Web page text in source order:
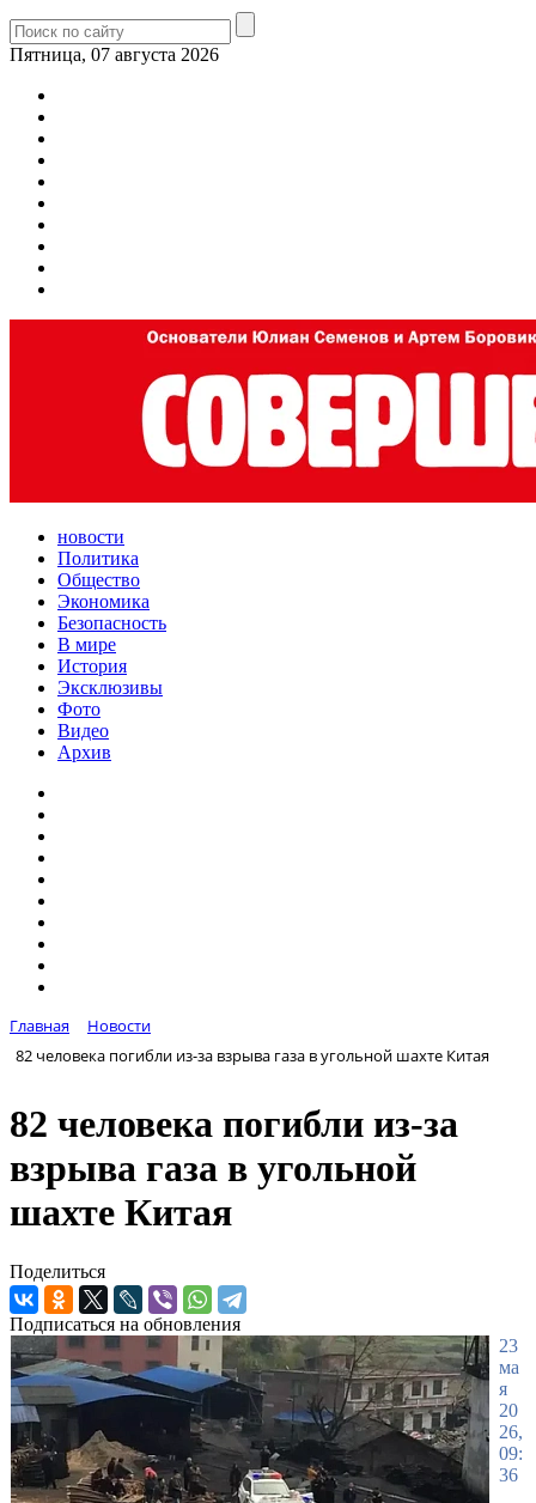
Пятница, 07 августа 2026
новости
Политика
Общество
Экономика
Безопасность
В мире
История
Эксклюзивы
Фото
Видео
Архив
Главная
Новости
82 человека погибли из-за взрыва газа в угольной шахте Китая
82 человека погибли из-за
взрыва газа в угольной
шахте Китая
Поделиться
Подписаться на обновления
23
ма
я
20
26,
09:
36